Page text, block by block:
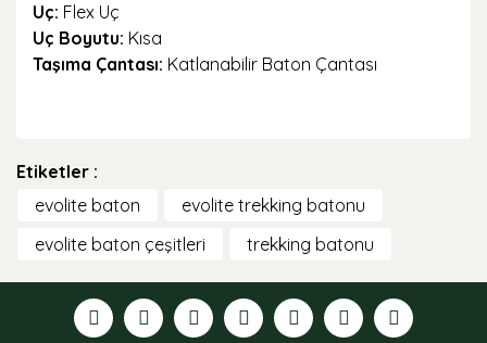
Uç: Flex Uç
Uç Boyutu: Kısa
Taşıma Çantası: Katlanabilir Baton Çantası
formunu kullanarak tarafımıza iletebilirsiniz.
Ürün resmi kalitesiz, bozuk veya görüntülenemiyor.
Ürün açıklamasında eksik bilgiler bulunuyor.
Ürün bilgilerinde hatalar bulunuyor.
Ürün fiyatı diğer sitelerden daha pahalı.
Etiketler :
evolite baton
evolite trekking batonu
evolite baton çeşitleri
trekking batonu